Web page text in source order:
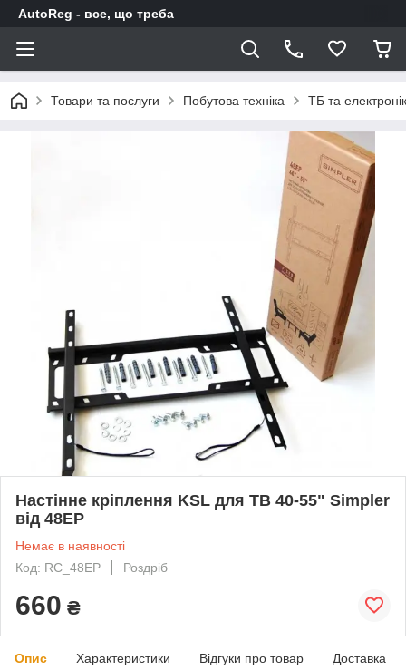
AutoReg - все, що треба
Товари та послуги Побутова техніка ТБ та
Настінне кріплення KSL для ТВ 40-55" Simpler
від 48EP
Немає в наявності
Код: RC_48EP
Роздріб
660 ₴
Опис Характеристики Відгуки про товар Доставка